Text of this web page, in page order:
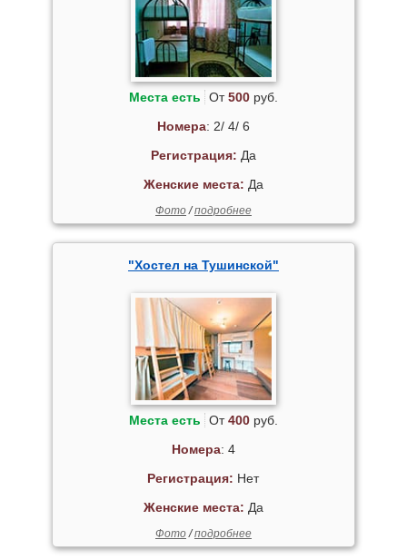
Места есть От500руб.
Номера: 2/ 4/ 6
Регистрация: Да
Женские места: Да
Фото/подробнее
"Хостел на Тушинской"
Места есть От400руб.
Номера: 4
Регистрация: Нет
Женские места: Да
Фото/подробнее